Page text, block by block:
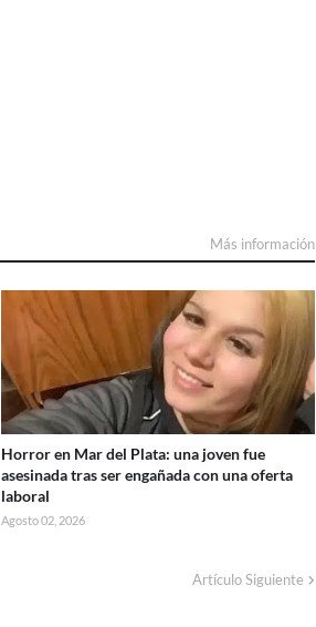
Más información
Horror en Mar del Plata: una joven fue
asesinada tras ser engañada con una oferta
laboral
Agosto 02, 2026
Artículo Siguiente